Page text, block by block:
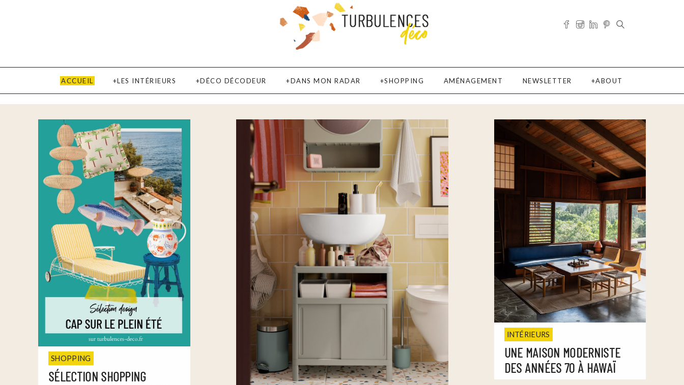
ACCUEIL LES INTÉRIEURS DÉCO DÉCODEUR DANS MON RADAR SHOPPING AMÉNAGEMENT NEWSLETTER ABOUT
SHOPPING
SÉLECTION SHOPPING
INTÉRIEURS
UNE MAISON MODERNISTE
DES ANNÉES 70 À HAWAÏ